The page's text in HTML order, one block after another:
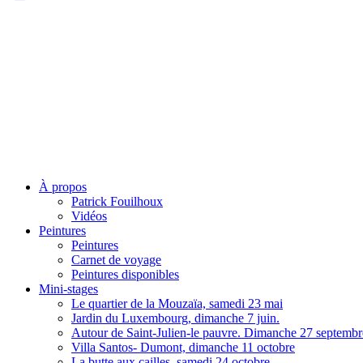
À propos
Patrick Fouilhoux
Vidéos
Peintures
Peintures
Carnet de voyage
Peintures disponibles
Mini-stages
Le quartier de la Mouzaïa, samedi 23 mai
Jardin du Luxembourg, dimanche 7 juin.
Autour de Saint-Julien-le pauvre. Dimanche 27
Villa Santos- Dumont, dimanche 11 octobre